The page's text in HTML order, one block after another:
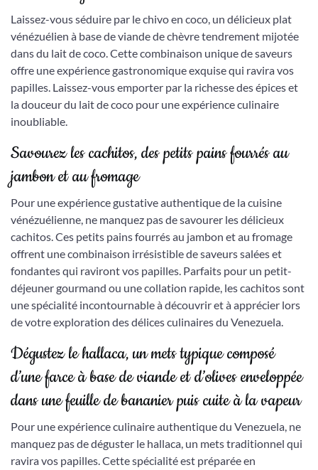
Laissez-vous séduire par le chivo en coco, un délicieux plat
vénézuélien à base de viande de chèvre tendrement mijotée
dans du lait de coco. Cette combinaison unique de saveurs
offre une expérience gastronomique exquise qui ravira vos
papilles. Laissez-vous emporter par la richesse des épices et
la douceur du lait de coco pour une expérience culinaire
inoubliable.
Savourez les cachitos, des petits pains fourrés au
jambon et au fromage
Pour une expérience gustative authentique de la cuisine
vénézuélienne, ne manquez pas de savourer les délicieux
cachitos. Ces petits pains fourrés au jambon et au fromage
offrent une combinaison irrésistible de saveurs salées et
fondantes qui raviront vos papilles. Parfaits pour un petit-
déjeuner gourmand ou une collation rapide, les cachitos sont
une spécialité incontournable à découvrir et à apprécier lors
de votre exploration des délices culinaires du Venezuela.
Dégustez le hallaca, un mets typique composé
d’une farce à base de viande et d’olives enveloppée
dans une feuille de bananier puis cuite à la vapeur
Pour une expérience culinaire authentique du Venezuela, ne
manquez pas de déguster le hallaca, un mets traditionnel qui
ravira vos papilles. Cette spécialité est préparée en